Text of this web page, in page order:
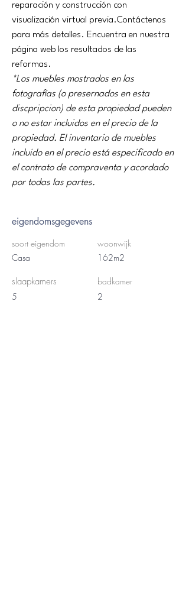
reparación y construcción con
visualización virtual previa.Contáctenos
para más detalles. Encuentra en nuestra
página web los resultados de las
reformas.
*Los muebles mostrados en las
fotografías (o presernados en esta
discpripcion) de esta propiedad pueden
o no estar incluidos en el precio de la
propiedad. El inventario de muebles
incluido en el precio está especificado en
el contrato de compraventa y acordado
por todas las partes.
eigendomsgegevens
soort eigendom
Casa
slaapkamers
5
woonwijk
162m2
badkamer
2